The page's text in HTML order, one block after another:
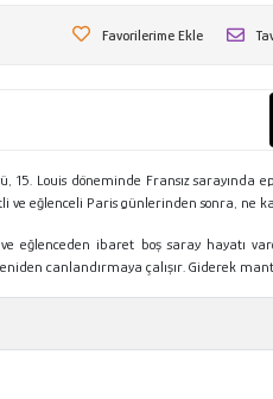
Favorilerime Ekle
15. Louis döneminde Fransız
ve eğlenceli Paris günlerinden sonra,
eğlenceden ibaret boş saray hayatı
canlandırmaya çalışır. Giderek